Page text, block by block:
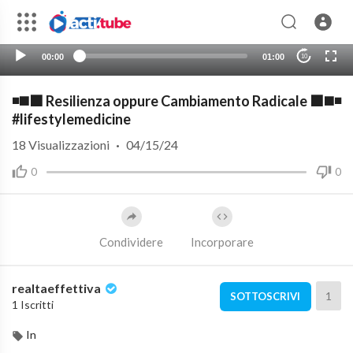
00:00 01:00 10
◾️◼️⬛️ Resilienza oppure Cambiamento Radicale ⬛️◼️◾️
#lifestylemedicine
0 0
18 Visualizzazioni · 04/15/24
Condividere Incorporare
realtaeffettiva
1 Iscritti
SOTTOSCRIVI 1
In